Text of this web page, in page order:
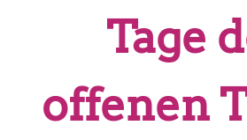
Tage
offenen